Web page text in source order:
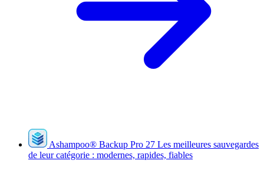
Ashampoo® Backup Pro 27 Les meilleures sauvegardes
de leur catégorie : modernes, rapides, fiables